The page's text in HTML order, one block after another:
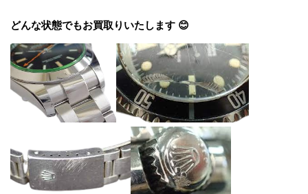
どんな状態でもお買取りいたします 😊